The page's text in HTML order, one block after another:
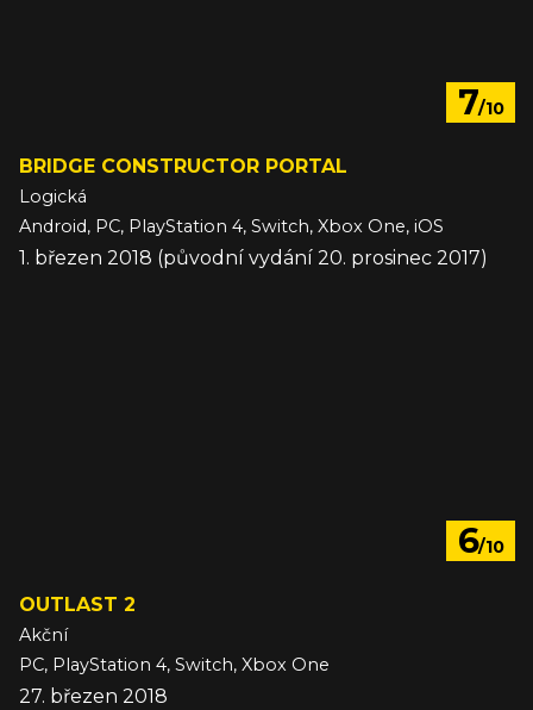
7/10
BRIDGE CONSTRUCTOR PORTAL
Logická
Android, PC, PlayStation 4, Switch, Xbox One, iOS
1. březen 2018 (původní vydání 20. prosinec 2017)
6/10
OUTLAST 2
Akční
PC, PlayStation 4, Switch, Xbox One
27. březen 2018